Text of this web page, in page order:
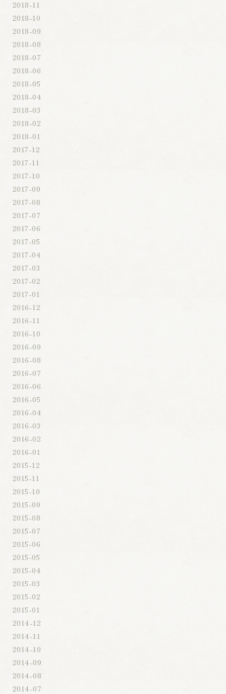
2018-11
2018-10
2018-09
2018-08
2018-07
2018-06
2018-05
2018-04
2018-03
2018-02
2018-01
2017-12
2017-11
2017-10
2017-09
2017-08
2017-07
2017-06
2017-05
2017-04
2017-03
2017-02
2017-01
2016-12
2016-11
2016-10
2016-09
2016-08
2016-07
2016-06
2016-05
2016-04
2016-03
2016-02
2016-01
2015-12
2015-11
2015-10
2015-09
2015-08
2015-07
2015-06
2015-05
2015-04
2015-03
2015-02
2015-01
2014-12
2014-11
2014-10
2014-09
2014-08
2014-07